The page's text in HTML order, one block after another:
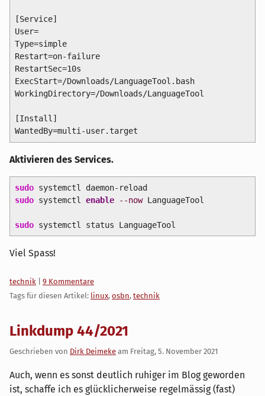
[Service]
User=
Type=simple
Restart=on-failure
RestartSec=10s
ExecStart=/Downloads/LanguageTool.bash
WorkingDirectory=/Downloads/LanguageTool
[Install]
WantedBy=multi-user.target
Aktivieren des Services.
sudosystemctl daemon-reload
sudosystemctl enable --nowLanguageTool
sudosystemctl status LanguageTool
Viel Spass!
Kategorien:
technik
9 Kommentare
Tags für diesen Artikel: linux, osbn, technik
Linkdump 44/2021
Geschrieben von Dirk Deimeke am Freitag, 5. November 2021
Auch, wenn es sonst deutlich ruhiger im Blog geworden
ist, schaffe ich es glücklicherweise regelmässig (fast)